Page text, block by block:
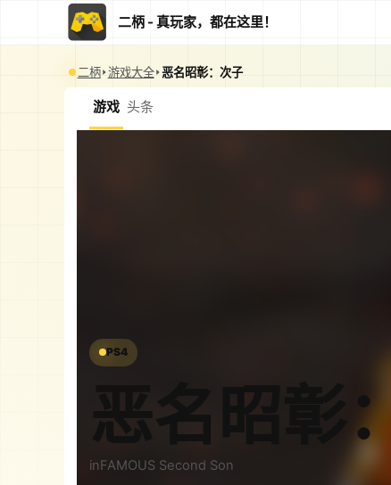
二柄 - 真玩家，都在这里！
二柄 游戏大全 恶名昭彰：次子
游戏 头条
PS4
恶名昭彰
inFAMOUS Second Son